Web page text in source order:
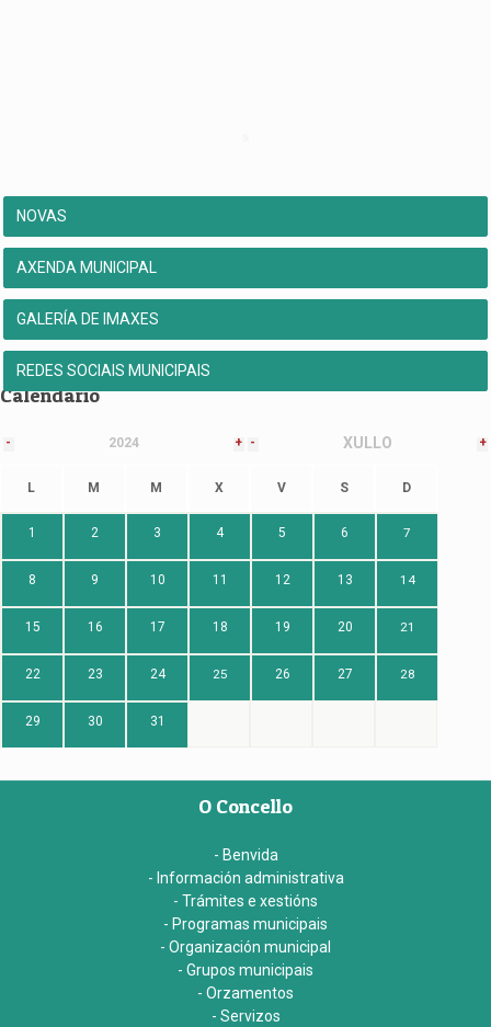
NOVAS
AXENDA MUNICIPAL
GALERÍA DE IMAXES
REDES SOCIAIS MUNICIPAIS
Calendario
- 2024 + - XULLO +
L M M X V S D
1 2 3 4 5 6 7
8 9 10 11 12 13 14
15 16 17 18 19 20 21
22 23 24 25 26 27 28
29 30 31
O Concello
- Benvida
- Información administrativa
- Trámites e xestións
- Programas municipais
- Organización municipal
- Grupos municipais
- Orzamentos
- Servizos